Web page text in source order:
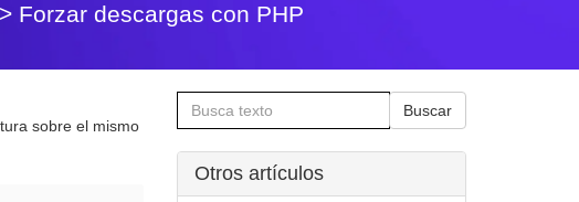
> Forzar descargas con PHP
sobre el mismo
Otros artí­culos